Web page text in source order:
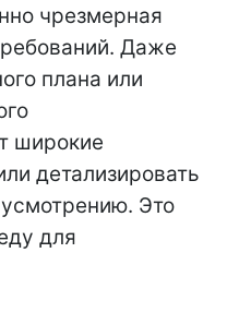
чрезмерная
Даже
плана или
широкие
детализировать
Это
для